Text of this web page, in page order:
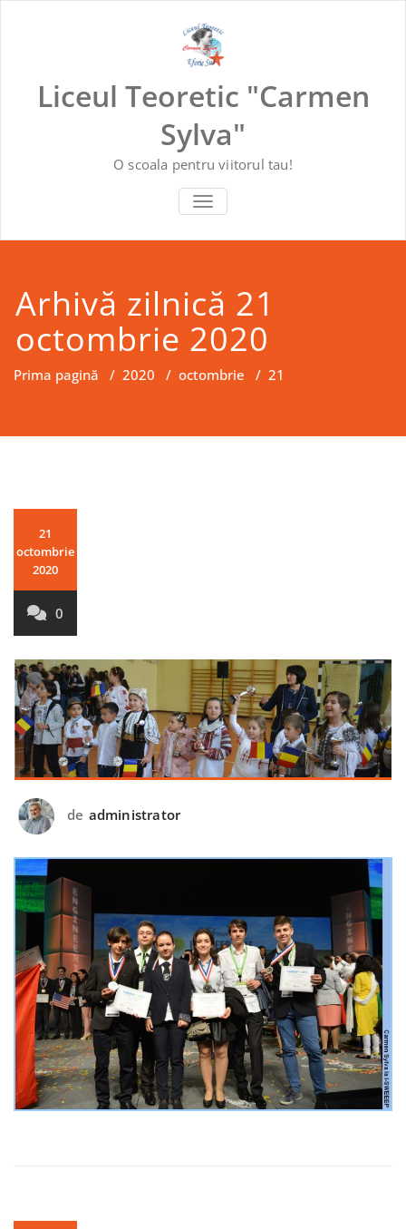
Liceul Teoretic "Carmen
Sylva"
O scoala pentru viitorul tau!
COMUTĂ NAVIGAREA
Arhivă zilnică 21
octombrie 2020
Prima pagină / 2020 / octombrie / 21
21
octombrie
2020
0
de administrator